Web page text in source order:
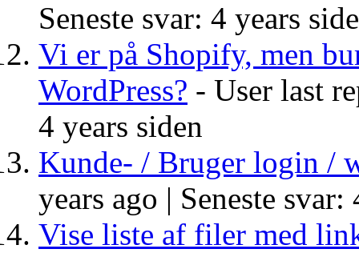
Seneste svar: 4 years
Vi er på Shopify, men
WordPress? - User last
4 years siden
Kunde- / Bruger login /
years ago | Seneste svar:
Vise liste af filer med